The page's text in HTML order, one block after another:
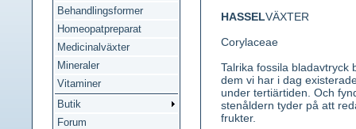
Behandlingsformer
Homeopatpreparat
Medicinalväxter
Mineraler
Vitaminer
Butik
Forum
HASSELVÄXTER
Corylaceae
Talrika fossila bladavtryck
dem vi har i dag
under tertiärtiden. Och
stenåldern tyder på att
frukter.